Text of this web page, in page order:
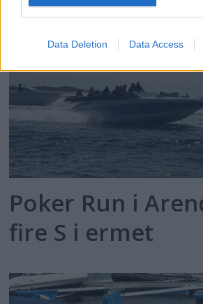
Data Deletion Data Access
Poker Run i
fire S i ermet